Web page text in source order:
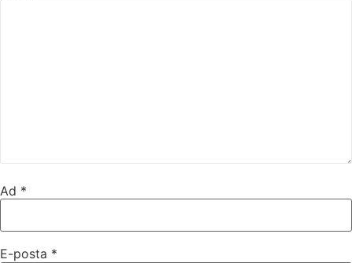
Ad *
E-posta *